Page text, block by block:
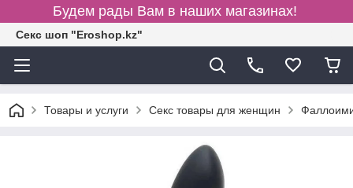
Будем рады Вам в наших магазинах!
Секс шоп "Eroshop.kz"
Товары и услуги Секс товары для женщин